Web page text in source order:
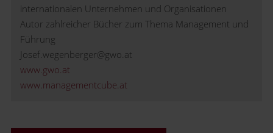
internationalen Unternehmen und Organisationen
Autor zahlreicher Bücher zum Thema Management und
Führung
Josef.wegenberger@gwo.at
www.gwo.at
www.managementcube.at